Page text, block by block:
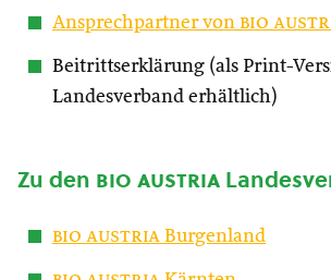
Ansprechpartner von bio
Beitrittserklärung (als Print-
Landesverband erhältlich)
Zu den bio austria
bio austria Burgenland